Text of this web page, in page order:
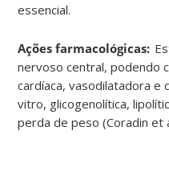
essencial.
Ações farmacológicas:
nervoso central, podendo
cardíaca, vasodilatadora e
vitro, glicogenolítica,
perda de peso (Coradin et